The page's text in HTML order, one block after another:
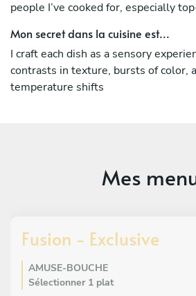
people I’ve cooked for, especially
Mon secret dans la cuisine est...
I craft each dish as a sensory
contrasts in texture, bursts of color,
temperature shifts
Mes
Fusion - Exclusive
AMUSE-BOUCHE
Sélectionner 1 plat